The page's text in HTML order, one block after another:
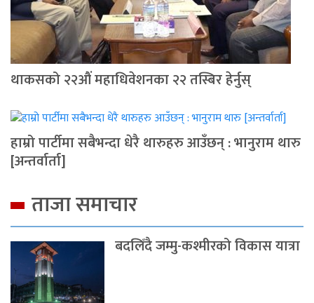
थाकसको २२औं महाधिवेशनका २२ तस्बिर हेर्नुस्
हाम्रो पार्टीमा सबैभन्दा धेरै थारुहरु आउँछन् : भानुराम थारु
[अन्तर्वार्ता]
ताजा समाचार
बदलिँदै जम्मु-कश्मीरको विकास यात्रा